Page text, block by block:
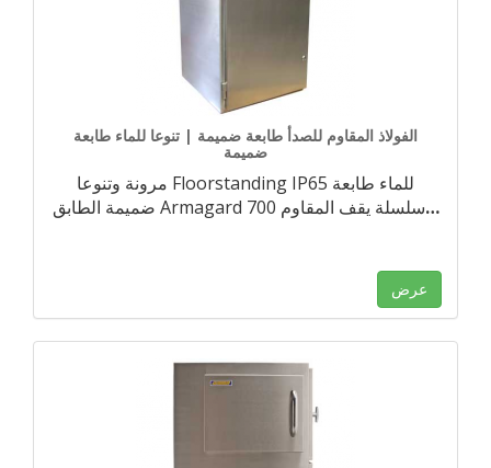
الفولاذ المقاوم للصدأ طابعة ضميمة | تنوعا للماء طابعة
ضميمة
مرونة وتنوعا Floorstanding IP65 للماء طابعة
ضميمة الطابق Armagard 700 سلسلة يقف المقاوم…
عرض